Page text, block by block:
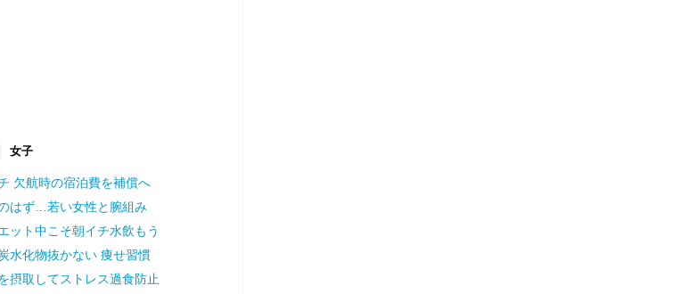
女子
欠航時の宿泊費を補償へ
はず…若い女性と腕組み
ット中こそ朝イチ水飲もう
水化物抜かない 痩せ習慣
摂取してストレス過食防止